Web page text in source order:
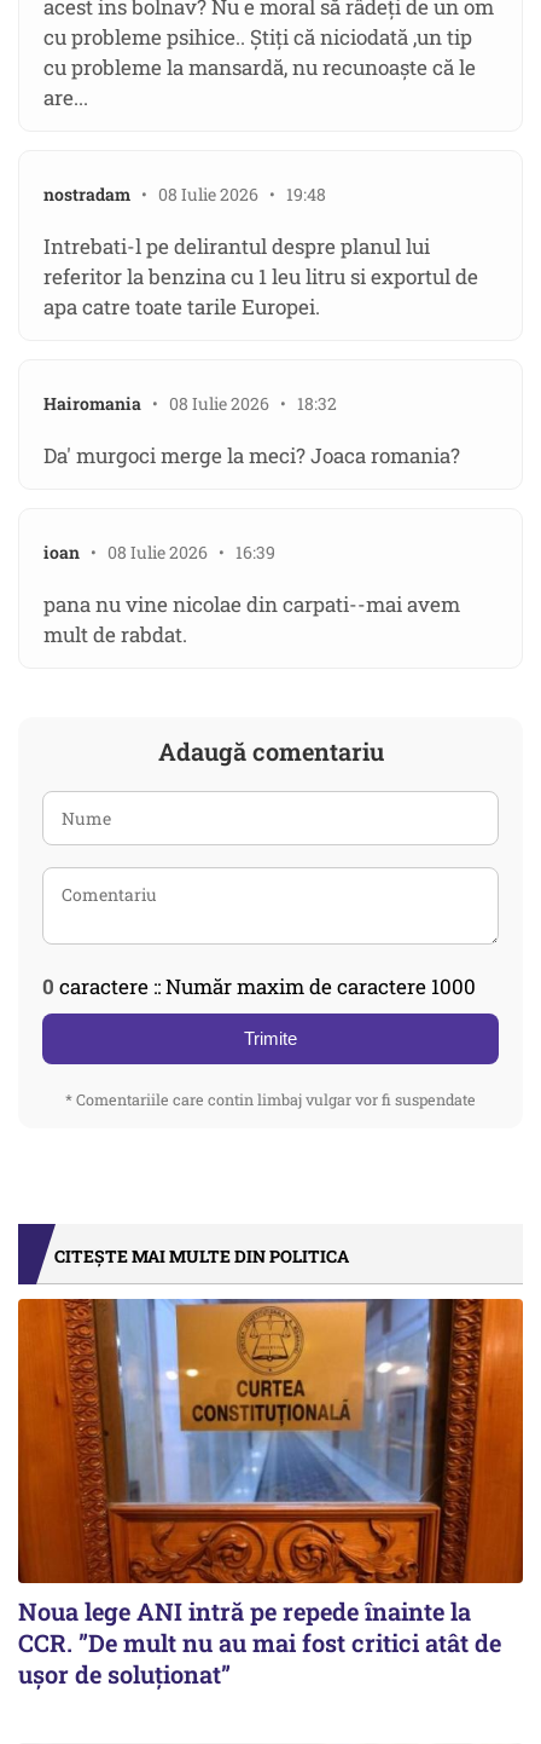
acest ins bolnav? Nu e moral să râdeți de un om
cu probleme psihice.. Știți că niciodată ,un tip
cu probleme la mansardă, nu recunoaște că le
are...
nostradam • 08 Iulie 2026 • 19:48
Intrebati-l pe delirantul despre planul lui
referitor la benzina cu 1 leu litru si exportul de
apa catre toate tarile Europei.
Hairomania • 08 Iulie 2026 • 18:32
Da' murgoci merge la meci? Joaca romania?
ioan • 08 Iulie 2026 • 16:39
pana nu vine nicolae din carpati--mai avem
mult de rabdat.
Adaugă comentariu
0 caractere :: Număr maxim de caractere 1000
Trimite
* Comentariile care contin limbaj vulgar vor fi suspendate
CITEȘTE MAI MULTE DIN POLITICA
Noua lege ANI intră pe repede înainte la
CCR. ”De mult nu au mai fost critici atât de
ușor de soluționat”